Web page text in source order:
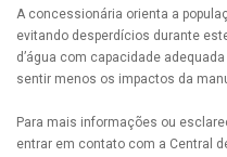
A concessionária orienta a
evitando desperdícios durante
d’água com capacidade
sentir menos os impactos da
Para mais informações ou
entrar em contato com a Central